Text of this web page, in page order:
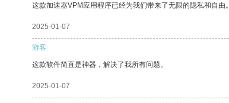
这款加速器VPM应用程序已经为我们带来了无限的隐私和自由。
2025-01-07
游客
这款软件简直是神器，解决了我所有问题。
2025-01-07